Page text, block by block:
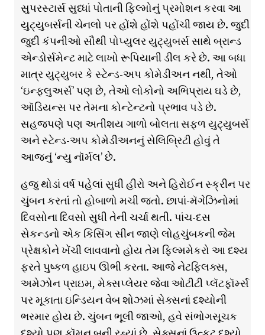
સુપરસ્ટાર્સ સુધ્ધાં પોતાની ફિલ્મોનું પ્રમોશન કરવા આ
યુટ્યુબર્સની ચેનલો પર હોંશે હોંશે પહોંચી જાય છે. જુદી
જુદી કંપનીઓ સૌથી પોપ્યુલર યુટ્યુબર્સ સાથે બ્રાન્ડ
એન્ડોર્સમેન્ટ માટે લાખો રૂપિયાની ડીલ કરે છે. આ બધા
માત્ર યુટ્યુબર કે સ્ટેન્ડ-અપ કોમેડીઅન નથી, તેઓ
‘ઇન્ફ્લુઅર્સ’ પણ છે, તેઓ લોકોનો અભિપ્રાય ઘડે છે,
ઑડિયન્સ પર તેમના કોન્ટેન્ટનો પ્રભાવ પડે છે.
સહજપણે પણ અતીશય ગાળો બોલતા સફળ યુટ્યુબર્સ
અને સ્ટેન્ડ-અપ કોમેડીઅનનું સેલિબ્રિટી હોવું તે
આજનું ‘ન્યુ નૉર્મલ’ છે.
હજુ થોડાં વર્ષ પહેલાં સુધી હીરો અને હિરોઈન સ્ક્રીન પર
ચુંબન કરતાં તો હોબાળો મચી જતો. છાપાં-મૅગેઝિનોમાં
દિવસોના દિવસો સુધી તેની ચર્ચા થતી. પાંચ-દસ
સેકન્ડનો એક કિસિંગ સીન જાણે લોહચુંબકની જેમ
પ્રેક્ષકોને ખેંચી લાવવાનો હોય તેમ ફિલ્મમેકરો આ દશ્ય
ફરતે પુષ્કળ હાઇપ ઊભી કરતા. આજે નેટફ્લિક્સ,
અમેઝોન પ્રાઇમ, મેક્સપ્લેયર જેવા ઓટીટી પ્લૅટફૉર્મ્સ
પર મૂકાતા ઇન્ડિયન વેબ શોઝમાં સેક્સનાં દશ્યોની
ભરમાર હોય છે. ચુંબન ભૂલી જાઓ, હવે સંભોગસૂચક